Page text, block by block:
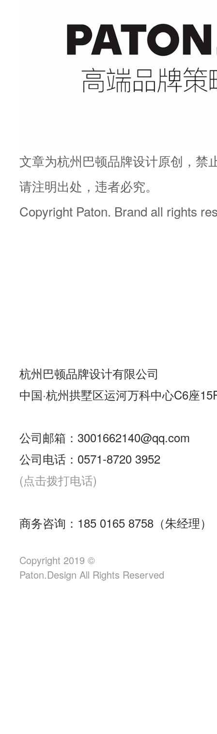
文章为杭州巴顿品牌设计原创，禁
请注明出处，违者必究。
Copyright Paton. Brand all rights
杭州巴顿品牌设计有限公司
中国·杭州拱墅区运河万科中心C6座
公司邮箱：3001662140@qq.com
公司电话：0571-8720 3952
(点击拨打电话)
商务咨询：185 0165 8758（朱经理）
Copyright 2019 ©
Paton.Design All Rights Reserved